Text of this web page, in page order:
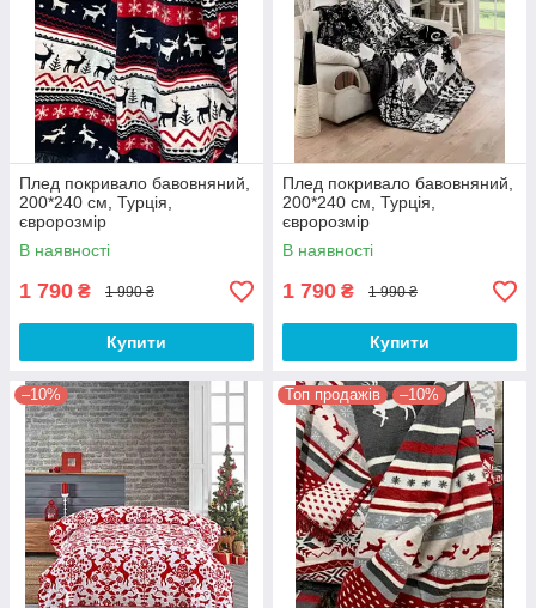
Плед покривало бавовняний,
200*240 см, Турція,
євророзмір
В наявності
1 790 ₴ 1 990 ₴
Купити
Плед покривало бавовняний,
200*240 см, Турція,
євророзмір
В наявності
1 790 ₴ 1 990 ₴
Купити
–10% Топ продажів –10%